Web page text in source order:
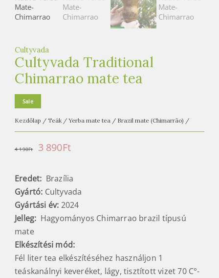
t
a
h
á
z
Cultyvada
Cultyvada Traditional
Chimarrao mate tea
Sale
Kezdőlap / Teák / Yerba mate tea / Brazil mate (Chimarrão) /
4 190Ft
Original
was:
4
190Ft.
3 890Ft
3
890Ft.
Eredet: Brazília
Gyártó: Cultyvada
Gyártási év: 2024
Jelleg: Hagyományos Chimarrao brazil típusú
mate
Elkészítési mód:
Fél liter tea elkészítéséhez használjon 1
teáskanálnyi keveréket, lágy, tisztított vizet 70 C°-